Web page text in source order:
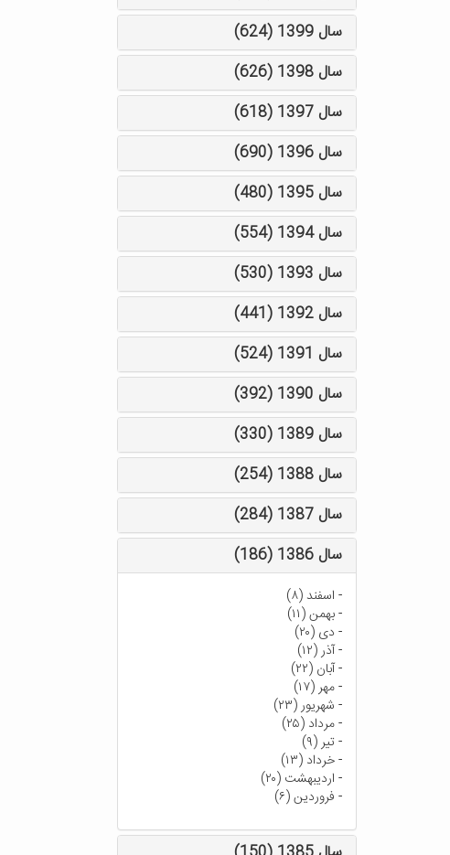
سال 1399 (624)
سال 1398 (626)
سال 1397 (618)
سال 1396 (690)
سال 1395 (480)
سال 1394 (554)
سال 1393 (530)
سال 1392 (441)
سال 1391 (524)
سال 1390 (392)
سال 1389 (330)
سال 1388 (254)
سال 1387 (284)
سال 1386 (186)
- اسفند (۸)
-بهمن (۱۱)
- دی (۲۰)
-آذر (۱۲)
-آبان (۲۲)
-مهر (۱۷)
- شهریور (۲۳)
-مرداد (۲۵)
-تیر (۹)
-خرداد (۱۳)
- اردیبهشت (۲۰)
- فروردین (۶)